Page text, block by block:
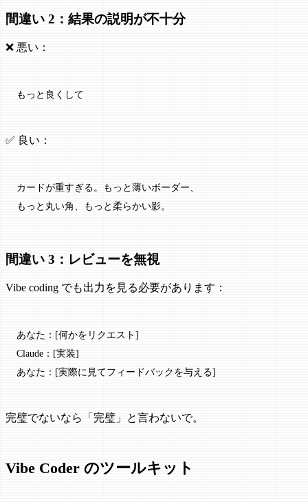
間違い 2：結果の説明が不十分
❌ 悪い：
もっと良くして
✅ 良い：
カードが重すぎる。もっと薄いボーダー、
もっと丸い角、もっと柔らかい影。
間違い 3：レビューを無視
Vibe coding でも出力を見る必要があります：
あなた：[何かをリクエスト]
Claude：[実装]
あなた：[実際に見てフィードバックを与える]
完璧でないなら「完璧」と言わないで。
Vibe Coder のツールキット